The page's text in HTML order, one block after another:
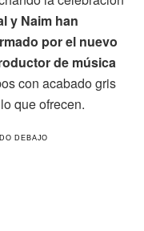
y Naim han
por el nuevo
de música
con acabado gris
que ofrecen.